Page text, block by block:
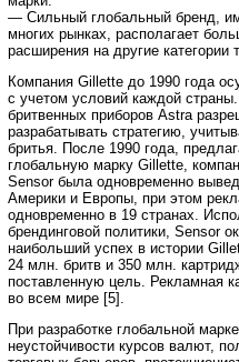
— Сильный глобальный бренд,
многих рынках, располагает
расширения на другие категории
Компания Gillette до 1990 года
с учетом условий каждой
бритвенных приборов Astra
разрабатывать стратегию,
бритья. После 1990 года,
глобальную марку Gillette,
Sensor была одновременно
Америки и Европы, при этом
одновременно в 19 странах.
брендинговой политики, Sensor
наибольший успех в истории
24 млн. бритв и 350 млн.
поставленную цель. Рекламная
во всем мире [5].
При разработке глобальной
неустойчивости курсов валют,